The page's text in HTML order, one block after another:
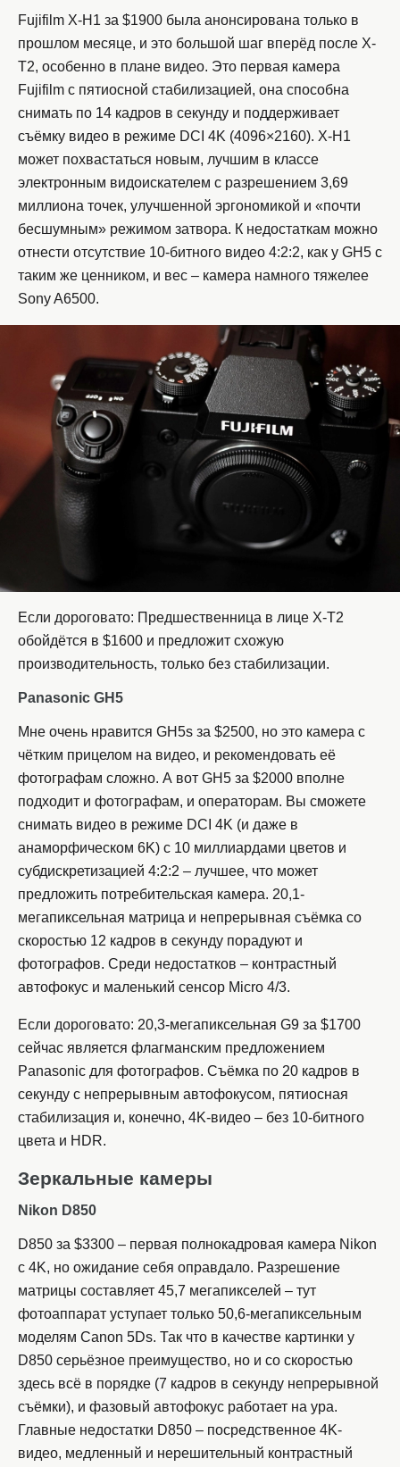
Fujifilm X-H1 за $1900 была анонсирована только в
прошлом месяце, и это большой шаг вперёд после X-
T2, особенно в плане видео. Это первая камера
Fujifilm с пятиосной стабилизацией, она способна
снимать по 14 кадров в секунду и поддерживает
съёмку видео в режиме DCI 4K (4096×2160). X-H1
может похвастаться новым, лучшим в классе
электронным видоискателем с разрешением 3,69
миллиона точек, улучшенной эргономикой и «почти
бесшумным» режимом затвора. К недостаткам можно
отнести отсутствие 10-битного видео 4:2:2, как у GH5 с
таким же ценником, и вес – камера намного тяжелее
Sony A6500.
Если дороговато: Предшественница в лице X-T2
обойдётся в $1600 и предложит схожую
производительность, только без стабилизации.
Panasonic GH5
Мне очень нравится GH5s за $2500, но это камера с
чётким прицелом на видео, и рекомендовать её
фотографам сложно. А вот GH5 за $2000 вполне
подходит и фотографам, и операторам. Вы сможете
снимать видео в режиме DCI 4K (и даже в
анаморфическом 6K) с 10 миллиардами цветов и
субдискретизацией 4:2:2 – лучшее, что может
предложить потребительская камера. 20,1-
мегапиксельная матрица и непрерывная съёмка со
скоростью 12 кадров в секунду порадуют и
фотографов. Среди недостатков – контрастный
автофокус и маленький сенсор Micro 4/3.
Если дороговато: 20,3-мегапиксельная G9 за $1700
сейчас является флагманским предложением
Panasonic для фотографов. Съёмка по 20 кадров в
секунду с непрерывным автофокусом, пятиосная
стабилизация и, конечно, 4K-видео – без 10-битного
цвета и HDR.
Зеркальные камеры
Nikon D850
D850 за $3300 – первая полнокадровая камера Nikon
с 4K, но ожидание себя оправдало. Разрешение
матрицы составляет 45,7 мегапикселей – тут
фотоаппарат уступает только 50,6-мегапиксельным
моделям Canon 5Ds. Так что в качестве картинки у
D850 серьёзное преимущество, но и со скоростью
здесь всё в порядке (7 кадров в секунду непрерывной
съёмки), и фазовый автофокус работает на ура.
Главные недостатки D850 – посредственное 4K-
видео, медленный и нерешительный контрастный